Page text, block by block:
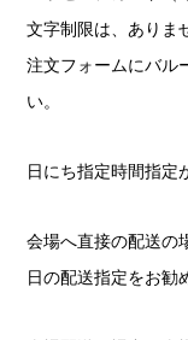
文字制限は、ありま
注文フォームにバル
い。
日にち指定時間指定
会場へ直接の配送の
日の配送指定をお勧